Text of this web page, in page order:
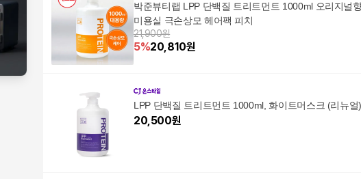
박준뷰티랩 LPP 단백질 트리트먼트 1000ml 오리지널
미용실 극손상모 헤어팩 피치
21,900원
5%20,810원
LPP 단백질 트리트먼트 1000ml, 화이트머스크 (리뉴얼
20,500원